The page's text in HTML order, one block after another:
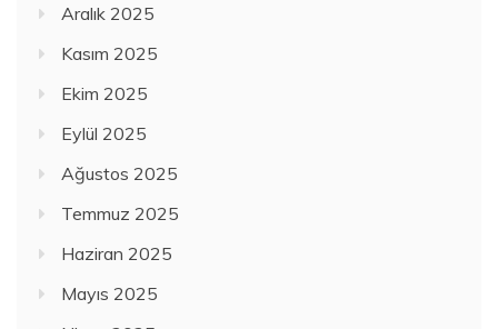
Aralık 2025
Kasım 2025
Ekim 2025
Eylül 2025
Ağustos 2025
Temmuz 2025
Haziran 2025
Mayıs 2025